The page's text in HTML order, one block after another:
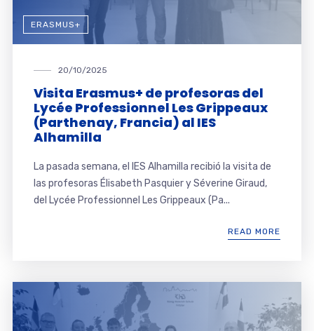
ERASMUS+
20/10/2025
Visita Erasmus+ de profesoras del
Lycée Professionnel Les Grippeaux
(Parthenay, Francia) al IES
Alhamilla
La pasada semana, el IES Alhamilla recibió la visita de
las profesoras Élisabeth Pasquier y Séverine Giraud,
del Lycée Professionnel Les Grippeaux (Pa...
READ MORE